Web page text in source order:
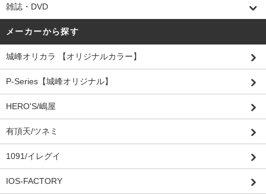
雑誌・DVD
メーカーから探す
城峰オリカラ 【オリジナルカラー】
P-Series【城峰オリジナル】
HERO'S/嶋屋
有頂天/ツネミ
1091/イレグイ
IOS-FACTORY